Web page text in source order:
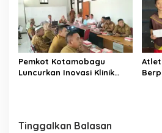
Pemkot Kotamobagu
Luncurkan Inovasi Klinik
Tinggalkan Balasan